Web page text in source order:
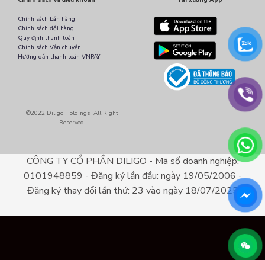
Chính sách bán hàng
Chính sách đổi hàng
Quy định thanh toán
Chính sách Vận chuyển
Hướng dẫn thanh toán VNPAY
©2022 Diligo Holdings. All Right
Reserved.
CÔNG TY CỔ PHẦN DILIGO - Mã số doanh nghiệp:
0101948859 - Đăng ký lần đầu: ngày 19/05/2006 -
Đăng ký thay đổi lần thứ: 23 vào ngày 18/07/2025